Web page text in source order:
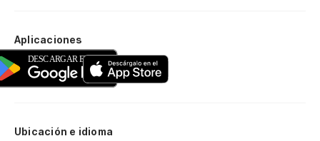
Aplicaciones
Ubicación e idioma